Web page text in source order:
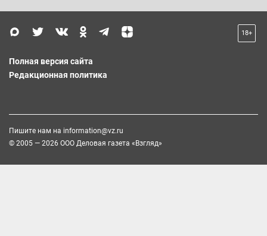
18+
Полная версия сайта
Редакционная политика
Пишите нам на information@vz.ru
© 2005 — 2026 ООО Деловая газета «Взгляд»